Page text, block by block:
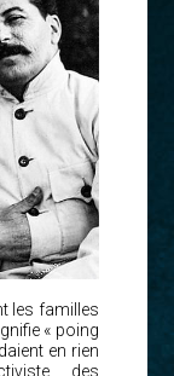
les familles
« poing
en rien
des